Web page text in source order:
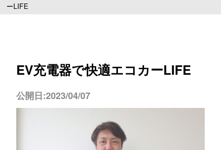
ーLIFE
EV充電器で快適エコカーLIFE
公開日:2023/04/07